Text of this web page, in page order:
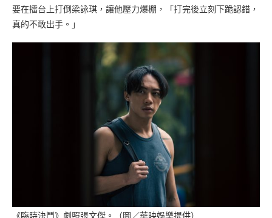
要在擂台上打倒梁詠琪，讓他壓力爆棚，「打完後立刻下跪認錯，
真的不敢出手。」
《臨時決鬥》劇照張文傑。（圖／華映娛樂提供）